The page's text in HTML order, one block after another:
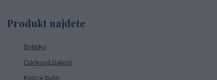
Produkt najdete
Bylinky
Dárková balení
Kytice bylin